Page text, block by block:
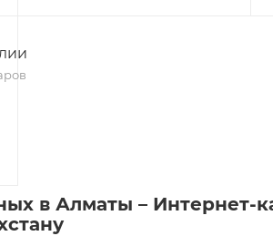
в Алматы – Интернет-